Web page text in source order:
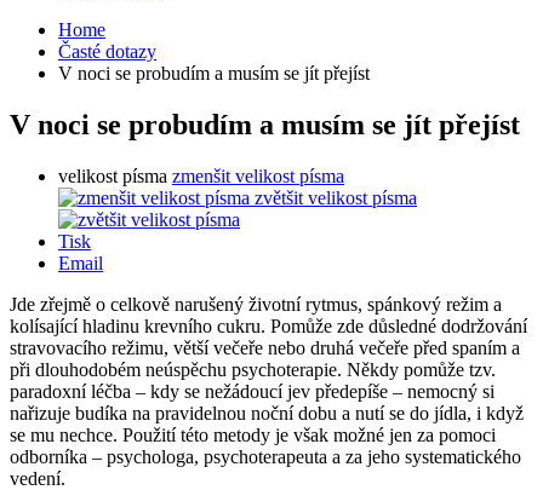
Home
Časté dotazy
V noci se probudím a musím se jít přejíst
V noci se probudím a musím se jít přejíst
velikost písma zmenšit velikost písma
zvětšit velikost písma
Tisk
Email
Jde zřejmě o celkově narušený životní rytmus, spánkový režim a
kolísající hladinu krevního cukru. Pomůže zde důsledné dodržování
stravovacího režimu, větší večeře nebo druhá večeře před spaním a
při dlouhodobém neúspěchu psychoterapie. Někdy pomůže tzv.
paradoxní léčba – kdy se nežádoucí jev předepíše – nemocný si
nařizuje budíka na pravidelnou noční dobu a nutí se do jídla, i když
se mu nechce. Použití této metody je však možné jen za pomoci
odborníka – psychologa, psychoterapeuta a za jeho systematického
vedení.